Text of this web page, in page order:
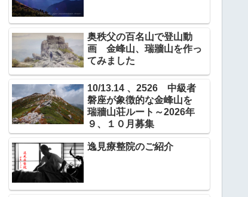
奥秩父の百名山で登山動
画 金峰山、瑞牆山を作っ
てみました
10/13.14 、2526 中級者
磐座が象徴的な金峰山を
瑞牆山荘ルート～2026年
９、１０月募集
逸見療整院のご紹介